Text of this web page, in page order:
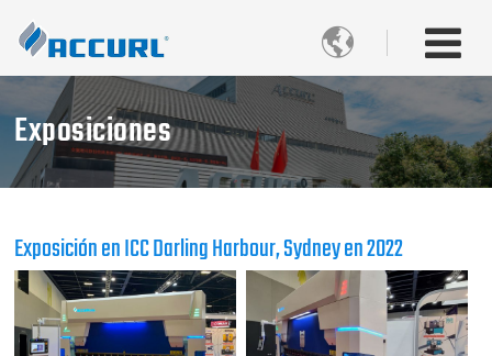

Exposiciones
Exposición en ICC Darling Harbour, Sydney en 2022